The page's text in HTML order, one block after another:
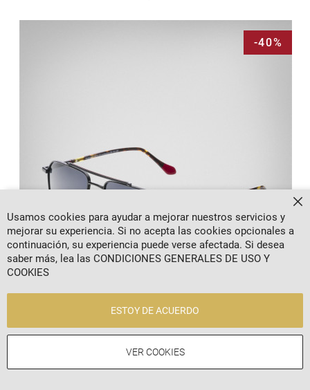
-40%
Usamos cookies para ayudar a mejorar nuestros servicios y
mejorar su experiencia. Si no acepta las cookies opcionales a
continuación, su experiencia puede verse afectada. Si desea
saber más, lea las CONDICIONES GENERALES DE USO Y
COOKIES
ESTOY DE ACUERDO
VER COOKIES